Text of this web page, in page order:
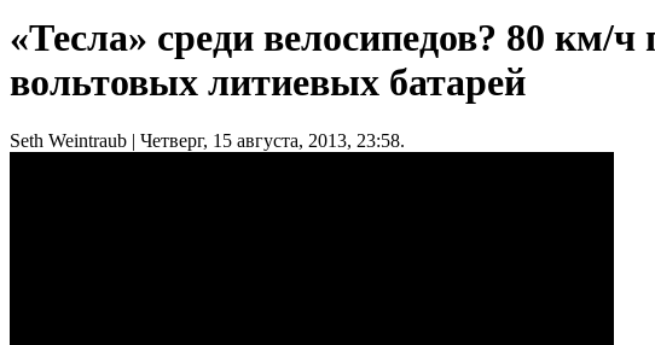
«Тесла» среди велосипедов? 80 км/
вольтовых литиевых батарей
Seth Weintraub | Четверг, 15 августа, 2013, 23:58.